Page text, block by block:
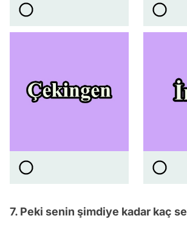
7. Peki senin şimdiye kadar kaç